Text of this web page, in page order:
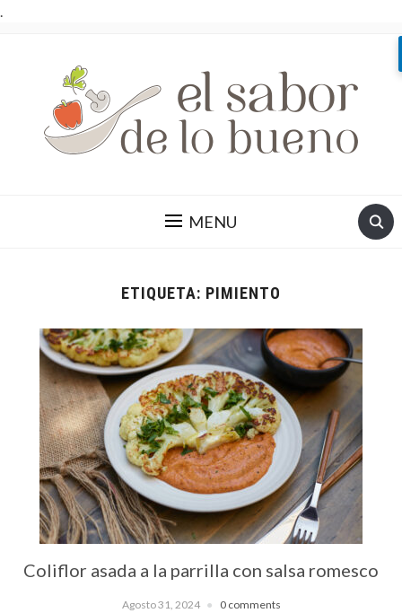
.
MENU
ETIQUETA: PIMIENTO
Coliflor asada a la parrilla con salsa romesco
Agosto 31, 2024 0 comments